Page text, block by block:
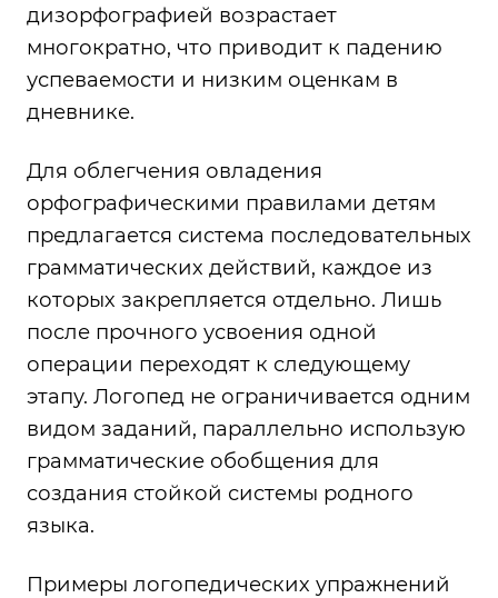
дизорфографией возрастает
многократно, что приводит к падению
успеваемости и низким оценкам в
дневнике.
Для облегчения овладения
орфографическими правилами детям
предлагается система последовательных
грамматических действий, каждое из
которых закрепляется отдельно. Лишь
после прочного усвоения одной
операции переходят к следующему
этапу. Логопед не ограничивается одним
видом заданий, параллельно использую
грамматические обобщения для
создания стойкой системы родного
языка.
Примеры логопедических упражнений